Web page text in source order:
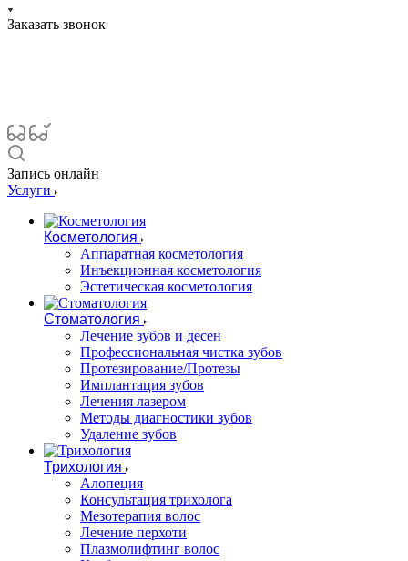
Заказать звонок
Запись онлайн
Услуги
Косметология
Аппаратная косметология
Инъекционная косметология
Эстетическая косметология
Стоматология
Лечение зубов и десен
Профессиональная чистка зубов
Протезирование/Протезы
Имплантация зубов
Лечения лазером
Методы диагностики зубов
Удаление зубов
Трихология
Алопеция
Консультация трихолога
Мезотерапия волос
Лечение перхоти
Плазмолифтинг волос